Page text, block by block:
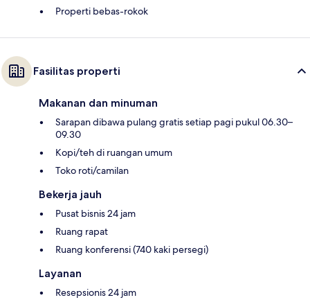
Properti bebas-rokok
Fasilitas properti
Makanan dan minuman
Sarapan dibawa pulang gratis setiap pagi pukul 06.30–
09.30
Kopi/teh di ruangan umum
Toko roti/camilan
Bekerja jauh
Pusat bisnis 24 jam
Ruang rapat
Ruang konferensi (740 kaki persegi)
Layanan
Resepsionis 24 jam